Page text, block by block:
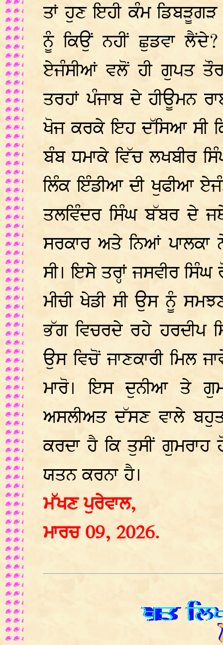
ਤਾਂ ਹੁਣ ਇਹੀ ਕੰਮ ਡਿਬੜੂਗੜ
ਨੂੰ ਕਿਉਂ ਨਹੀਂ ਛੁਡਵਾ ਲੈਂਦੇ?
ਏਜੰਸੀਆਂ ਵਲੋਂ ਹੀ ਗੁਪਤ
ਤਰਹਾਂ ਪੰਜਾਬ ਦੇ ਹੀਊਮਨ
ਖੋਜ ਕਰਕੇ ਇਹ ਦੱਸਿਆ ਸੀ
ਬੰਬ ਧਮਾਕੇ ਵਿੱਚ ਲਖਬੀਰ
ਲਿੰਕ ਇੰਡੀਆ ਦੀ ਖੁਫੀਆ
ਤਲਵਿੰਦਰ ਸਿੰਘ ਬੱਬਰ ਦੇ
ਸਰਕਾਰ ਅਤੇ ਨਿਆਂ ਪਾਲਕਾ
ਸੀ। ਇਸੇ ਤਰ੍ਹਾਂ ਜਸਵੀਰ
ਮੀਚੀ ਖੇਡੀ ਸੀ ਉਸ ਨੂੰ
ਭੱਗ ਵਿਚਰਦੇ ਰਹੇ ਹਰਦੀਪ
ਉਸ ਵਿਚੋਂ ਜਾਣਕਾਰੀ ਮਿਲ
ਮਾਰੋ। ਇਸ ਦੁਨੀਆ ਤੇ
ਅਸਲੀਅਤ ਦੱਸਣ ਵਾਲੇ
ਕਰਦਾ ਹੈ ਕਿ ਤੁਸੀਂ
ਯਤਨ ਕਰਨਾ ਹੈ।
ਮੱਖਣ ਪੁਰੇਵਾਲ,
ਮਾਰਚ 09, 2026.